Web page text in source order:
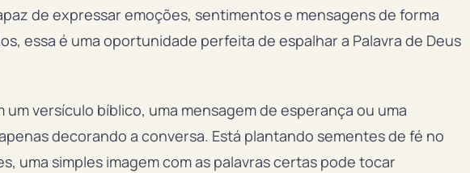
de expressar emoções, sentimentos e mensagens de forma
essa é uma oportunidade perfeita de espalhar a Palavra de Deus
versículo bíblico, uma mensagem de esperança ou uma
decorando a conversa. Está plantando sementes de fé no
uma simples imagem com as palavras certas pode tocar